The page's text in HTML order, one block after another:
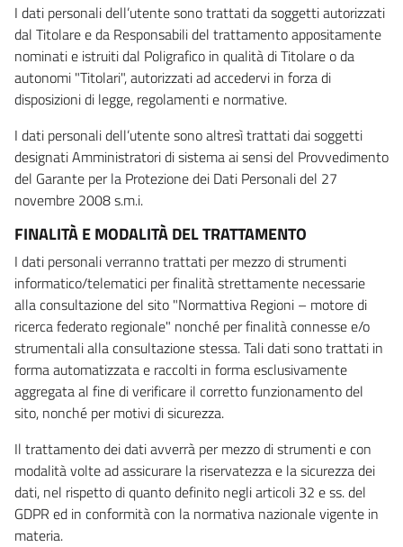
I dati personali dell’utente sono trattati da soggetti autorizzati
dal Titolare e da Responsabili del trattamento appositamente
nominati e istruiti dal Poligrafico in qualità di Titolare o da
autonomi "Titolari", autorizzati ad accedervi in forza di
disposizioni di legge, regolamenti e normative.
I dati personali dell’utente sono altresì trattati dai soggetti
designati Amministratori di sistema ai sensi del Provvedimento
del Garante per la Protezione dei Dati Personali del 27
novembre 2008 s.m.i.
FINALITÀ E MODALITÀ DEL TRATTAMENTO
I dati personali verranno trattati per mezzo di strumenti
informatico/telematici per finalità strettamente necessarie
alla consultazione del sito "Normattiva Regioni – motore di
ricerca federato regionale" nonché per finalità connesse e/o
strumentali alla consultazione stessa. Tali dati sono trattati in
forma automatizzata e raccolti in forma esclusivamente
aggregata al fine di verificare il corretto funzionamento del
sito, nonché per motivi di sicurezza.
Il trattamento dei dati avverrà per mezzo di strumenti e con
modalità volte ad assicurare la riservatezza e la sicurezza dei
dati, nel rispetto di quanto definito negli articoli 32 e ss. del
GDPR ed in conformità con la normativa nazionale vigente in
materia.